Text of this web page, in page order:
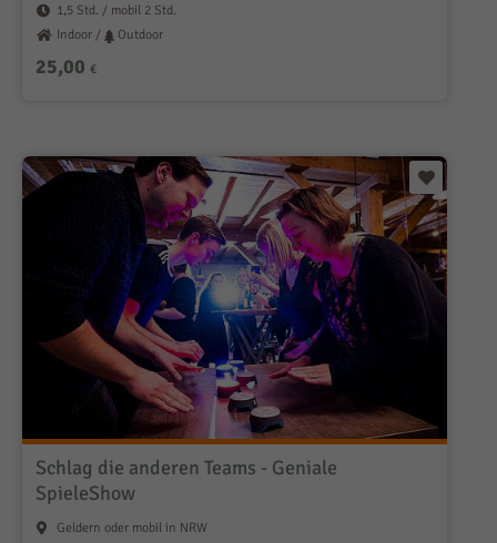
1,5 Std. / mobil 2 Std.
Indoor /
Outdoor
25,00 €
Schlag die anderen Teams - Geniale
SpieleShow
Geldern oder mobil in NRW